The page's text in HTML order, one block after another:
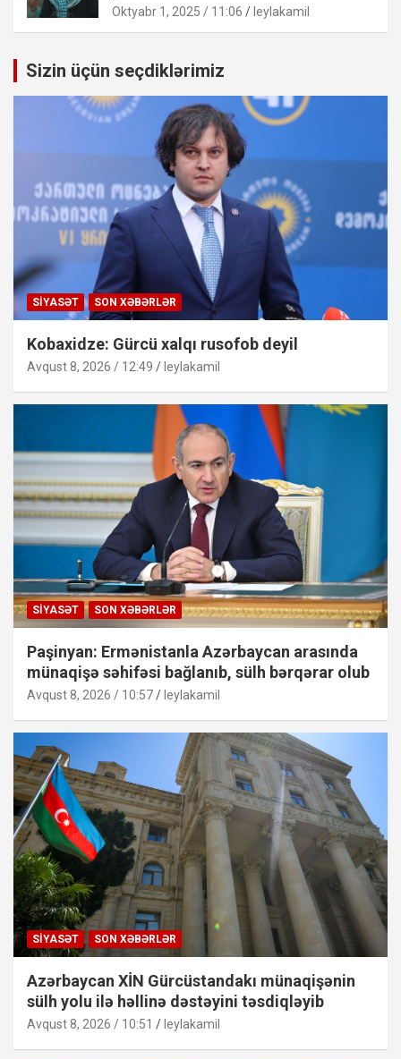
Oktyabr 1, 2025 / 11:06 leylakamil
Sizin üçün seçdiklərimiz
SIYASƏT SON XƏBƏRLƏR
Kobaxidze: Gürcü xalqı rusofob deyil
Avqust 8, 2026 / 12:49 leylakamil
SIYASƏT SON XƏBƏRLƏR
Paşinyan: Ermənistanla Azərbaycan arasında
münaqişə səhifəsi bağlanıb, sülh bərqərar olub
Avqust 8, 2026 / 10:57 leylakamil
SIYASƏT SON XƏBƏRLƏR
Azərbaycan XİN Gürcüstandakı münaqişənin
sülh yolu ilə həllinə dəstəyini təsdiqləyib
Avqust 8, 2026 / 10:51 leylakamil